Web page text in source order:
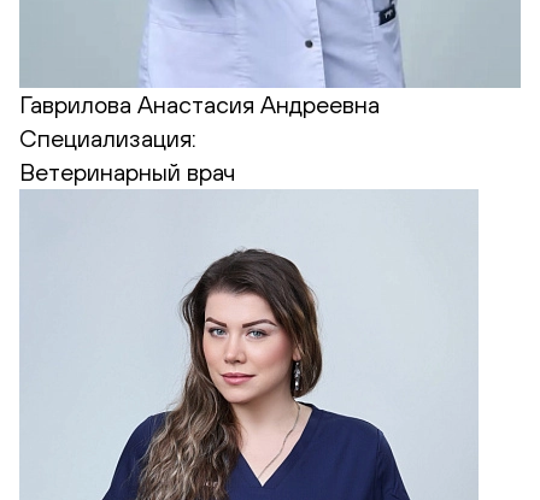
Гаврилова Анастасия Андреевна
Специализация:
Ветеринарный врач